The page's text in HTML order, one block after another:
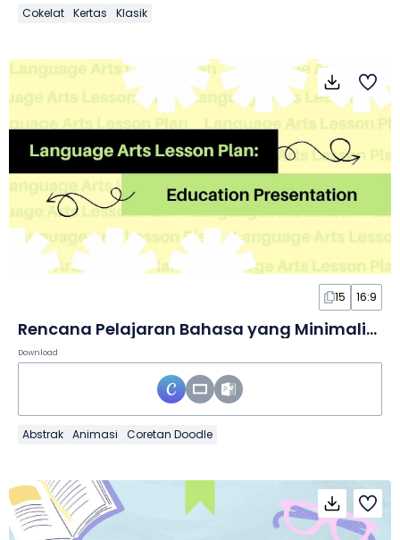
Cokelat Kertas Klasik
15 16:9
Rencana Pelajaran Bahasa yang Minimalis dalam Slide
Download
Abstrak Animasi Coretan Doodle